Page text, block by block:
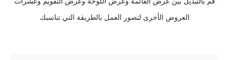
العروض الأخرى لتصور العمل بالطريقة التي تناسبك